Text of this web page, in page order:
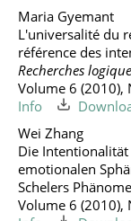
Maria Gyemant
L'universalité du
référence des
Recherches
Volume 6 (2010),
Info
Wei Zhang
Die
emotionalen
Schelers
Volume 6 (2010),